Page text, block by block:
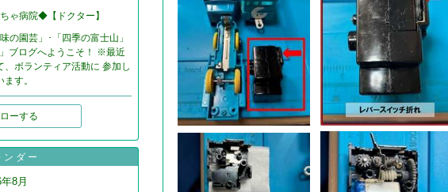
ゃ病院◆【ドクター】
の園芸」･「四季の富士山」
ブログへようこそ！ ※最近
、ボランティア活動に 参加し
ます。
ーする
ンダー
8月